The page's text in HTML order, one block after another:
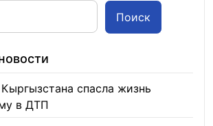
Поиск
спасла жизнь
в ДТП